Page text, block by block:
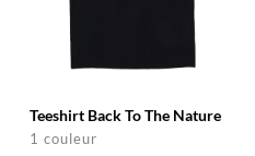
Teeshirt Back To The Nature
1 couleur